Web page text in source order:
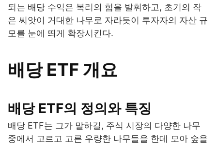
되는 배당 수익은 복리의 힘을 발휘하고, 초기의 작
은 씨앗이 거대한 나무로 자라듯이 투자자의 자산 규
모를 눈에 띄게 확장시킨다.
배당 ETF 개요
배당 ETF의 정의와 특징
배당 ETF는 그가 말하길, 주식 시장의 다양한 나무
중에서 고르고 고른 우량한 나무들을 한데 모아 숲을